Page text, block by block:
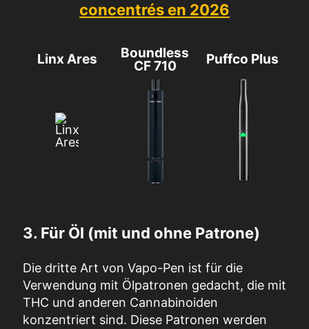
concentrés en 2026
Linx Ares
Boundless
CF 710
Puffco Plus
3. Für Öl (mit und ohne Patrone)
Die dritte Art von Vapo-Pen ist für die
Verwendung mit Ölpatronen gedacht, die mit
THC und anderen Cannabinoiden
konzentriert sind. Diese Patronen werden